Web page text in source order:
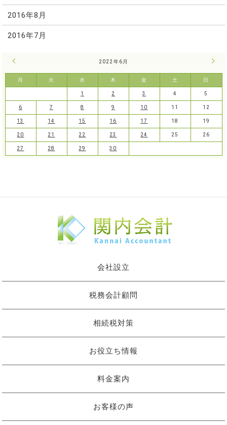
2016年8月
2016年7月
2022年6月
月 火 水 木 金 土 日
7月
1 2 3 4 5
6 7 8 9 10 11 12
13 14 15 16 17 18 19
20 21 22 23 24 25 26
27 28 29 30
会社設立
税務会計顧問
相続税対策
お役立ち情報
料金案内
お客様の声